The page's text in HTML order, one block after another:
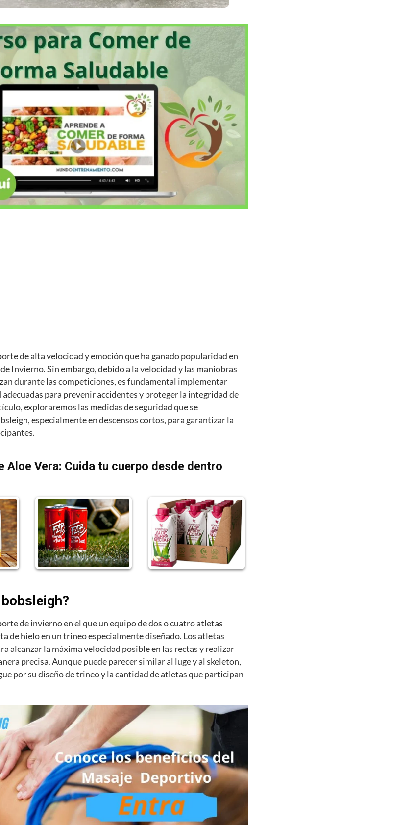
de alta velocidad y emoción que ha ganado popularidad en
Invierno. Sin embargo, debido a la velocidad y las maniobras
durante las competiciones, es fundamental implementar
adecuadas para prevenir accidentes y proteger la integridad de
exploraremos las medidas de seguridad que se
especialmente en descensos cortos, para garantizar la
Aloe Vera: Cuida tu cuerpo desde dentro
de invierno en el que un equipo de dos o cuatro atletas
de hielo en un trineo especialmente diseñado. Los atletas
alcanzar la máxima velocidad posible en las rectas y realizar
precisa. Aunque puede parecer similar al luge y al skeleton,
por su diseño de trineo y la cantidad de atletas que participan